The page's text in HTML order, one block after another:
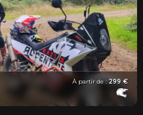
À partir de :299 €